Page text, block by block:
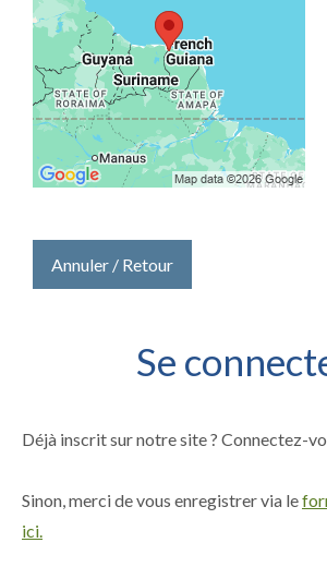
Se
Déjà inscrit sur notre site ? Connectez-
Sinon, merci de vous enregistrer via le
ici.
Annuler / Retour